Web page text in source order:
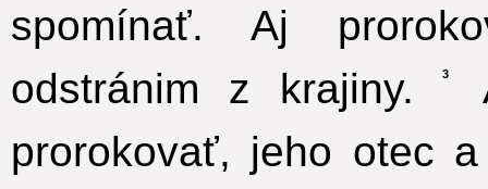
spomínať. Aj
odstránim z krajiny.
3
prorokovať, jeho otec